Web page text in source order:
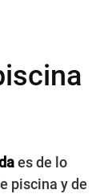
es de lo
piscina y de